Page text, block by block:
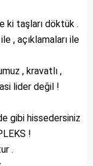
ki taşları döktük .
, açıklamaları ile
, kravatlı ,
lider değil !
gibi hissedersiniz
!
.